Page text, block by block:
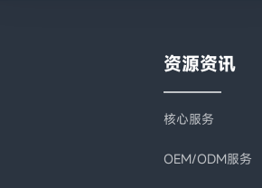
资源资讯
核心服务
OEM/ODM服务